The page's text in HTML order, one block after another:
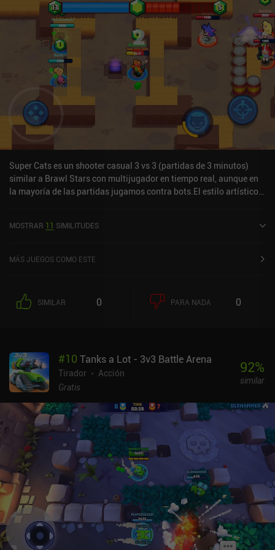
Super Cats es un shooter casual 3 vs 3 (partidas de 3 minutos)
similar a Brawl Stars con multijugador en tiempo real, aunque en
la mayoría de las partidas jugamos contra bots.El estilo artístico
consisten en partidas con varios objetivos elegidos al azar.La
armas más rápido que moliendo, lo que lo hace un poco P2W,
lugar de competitivamente.Honestamente, es sobre todo un clon
mediocre de Brawl Stars.
MOSTRAR 11 SIMILITUDES
MÁS JUEGOS COMO ESTE
SIMILAR 0 PARA NADA 0
#10 Tanks a Lot - 3v3 Battle Arena
Tirador
Acción
Gratis
92%
similar